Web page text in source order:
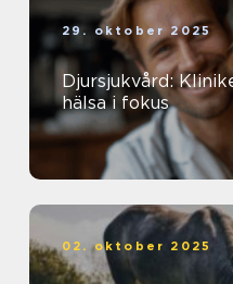
29. oktober 2025
Djursjukvård:
hälsa i fokus
02. oktober 2025